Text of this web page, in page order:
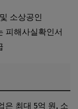
소상공인
피해사실확인서
은 최대 5억 원, 소